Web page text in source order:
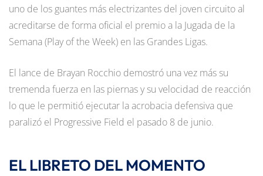
uno de los guantes más electrizantes del joven circuito al
acreditarse de forma oficial el premio a la Jugada de la
Semana (Play of the Week) en las Grandes Ligas.
El lance de Brayan Rocchio demostró una vez más su
tremenda fuerza en las piernas y su velocidad de reacción
lo que le permitió ejecutar la acrobacia defensiva que
paralizó el Progressive Field el pasado 8 de junio.
EL LIBRETO DEL MOMENTO